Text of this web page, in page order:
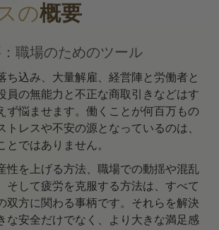
の概要
職場のためのツール
ち込み、大量解雇、経営陣と労働者と
員の無能力と不正な商取引きなどはす
ず悩ませます。働くことが何百万もの
トレスや不安の源となっているのは、
とではありません。
性を上げる方法、職場での動揺や混乱
そして疲労を克服する方法は、すべて
双方に関わる事柄です。それらを解決
な安全だけでなく、より大きな満足感